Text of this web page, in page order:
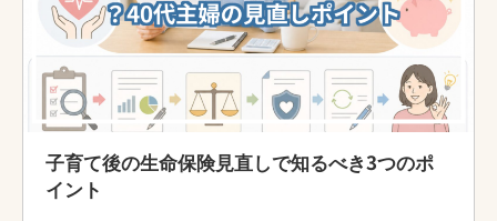
子育て後の生命保険見直しで知るべき3つのポ
イント